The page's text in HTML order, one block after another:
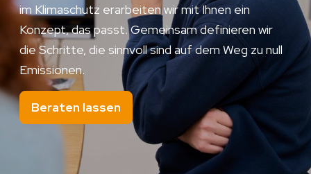
im Klimaschutz erarbeiten wir mit Ihnen ein
Konzept, das passt. Gemeinsam definieren wir
die Schritte, die sinnvoll sind auf dem Weg zu null
Emissionen.
Beraten lassen